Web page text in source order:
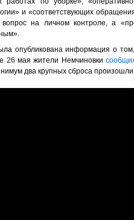
и «соответствующих
на личном контроле, а
опубликована информация о том,
26 мая жители Немчиновки
два крупных сброса